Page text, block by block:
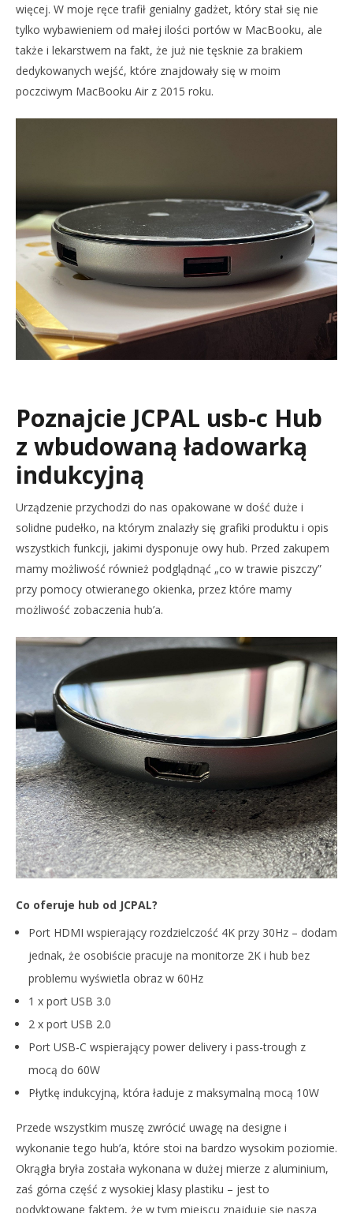
więcej. W moje ręce trafił genialny gadżet, który stał się nie
tylko wybawieniem od małej ilości portów w MacBooku, ale
także i lekarstwem na fakt, że już nie tęsknie za brakiem
dedykowanych wejść, które znajdowały się w moim
poczciwym MacBooku Air z 2015 roku.
Poznajcie JCPAL usb-c Hub
z wbudowaną ładowarką
indukcyjną
Urządzenie przychodzi do nas opakowane w dość duże i
solidne pudełko, na którym znalazły się grafiki produktu i opis
wszystkich funkcji, jakimi dysponuje owy hub. Przed zakupem
mamy możliwość również podglądnąć „co w trawie piszczy”
przy pomocy otwieranego okienka, przez które mamy
możliwość zobaczenia hub’a.
Co oferuje hub od JCPAL?
Port HDMI wspierający rozdzielczość 4K przy 30Hz – dodam
jednak, że osobiście pracuje na monitorze 2K i hub bez
problemu wyświetla obraz w 60Hz
1 x port USB 3.0
2 x port USB 2.0
Port USB-C wspierający power delivery i pass-trough z
mocą do 60W
Płytkę indukcyjną, która ładuje z maksymalną mocą 10W
Przede wszystkim muszę zwrócić uwagę na designe i
wykonanie tego hub’a, które stoi na bardzo wysokim poziomie.
Okrągła bryła została wykonana w dużej mierze z aluminium,
zaś górna część z wysokiej klasy plastiku – jest to
podyktowane faktem, że w tym miejscu znajduje się nasza